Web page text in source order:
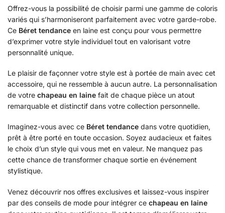
Offrez-vous la possibilité de choisir parmi une gamme de coloris
variés qui s’harmoniseront parfaitement avec votre garde-robe.
Ce Béret tendance en laine est conçu pour vous permettre
d’exprimer votre style individuel tout en valorisant votre
personnalité unique.
Le plaisir de façonner votre style est à portée de main avec cet
accessoire, qui ne ressemble à aucun autre. La personnalisation
de votre chapeau en laine fait de chaque pièce un atout
remarquable et distinctif dans votre collection personnelle.
Imaginez-vous avec ce Béret tendance dans votre quotidien,
prêt à être porté en toute occasion. Soyez audacieux et faites
le choix d’un style qui vous met en valeur. Ne manquez pas
cette chance de transformer chaque sortie en événement
stylistique.
Venez découvrir nos offres exclusives et laissez-vous inspirer
par des conseils de mode pour intégrer ce chapeau en laine